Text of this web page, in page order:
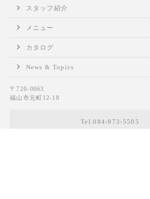
スタッフ紹介
メニュー
カタログ
News & Topics
〒720-0063
福山市元町12-18
Tel.084-973-5505